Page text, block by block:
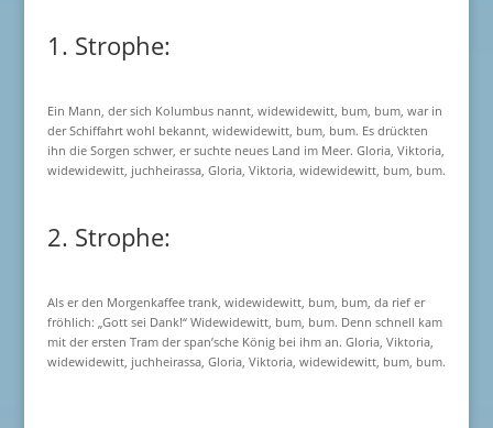
1. Strophe:
Ein Mann, der sich Kolumbus nannt, widewidewitt, bum, bum, war in
der Schiffahrt wohl bekannt, widewidewitt, bum, bum. Es drückten
ihn die Sorgen schwer, er suchte neues Land im Meer. Gloria, Viktoria,
widewidewitt, juchheirassa, Gloria, Viktoria, widewidewitt, bum, bum.
2. Strophe:
Als er den Morgenkaffee trank, widewidewitt, bum, bum, da rief er
fröhlich: „Gott sei Dank!“ Widewidewitt, bum, bum. Denn schnell kam
mit der ersten Tram der span’sche König bei ihm an. Gloria, Viktoria,
widewidewitt, juchheirassa, Gloria, Viktoria, widewidewitt, bum, bum.